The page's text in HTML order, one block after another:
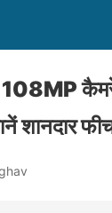
कैमरे
शानदार